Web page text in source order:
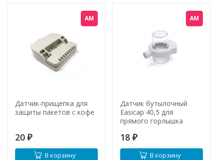
АМ
Датчик-прищепка для
защиты пакетов с кофе
20 ₽
В корзину
АМ
Датчик бутылочный
Easicap 40,5 для
прямого горлышка
18 ₽
В корзину